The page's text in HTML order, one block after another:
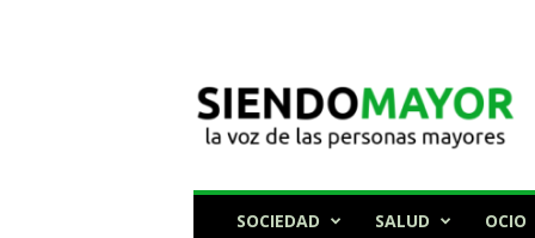
SOCIEDAD SALUD OCIO